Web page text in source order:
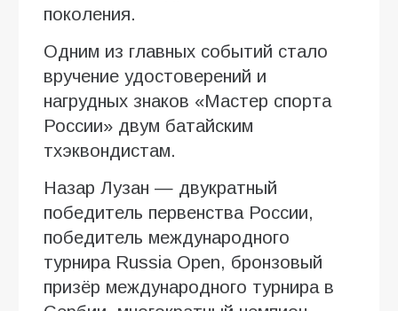
поколения.
Одним из главных событий стало
вручение удостоверений и
нагрудных знаков «Мастер спорта
России» двум батайским
тхэквондистам.
Назар Лузан — двукратный
победитель первенства России,
победитель международного
турнира Russia Open, бронзовый
призёр международного турнира в